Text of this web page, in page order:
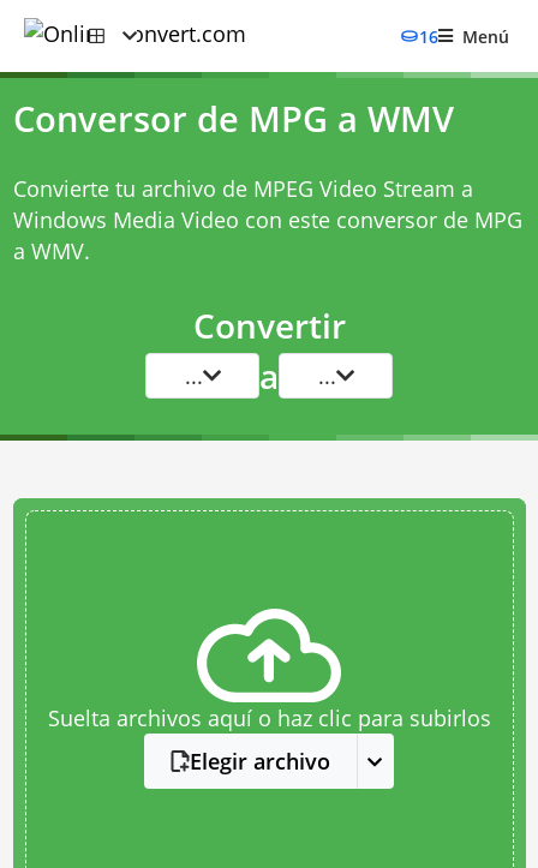
16 Menú
Conversor de MPG a WMV
Convierte tu archivo de MPEG Video Stream a
Windows Media Video con este conversor de MPG
a WMV.
Convertir
... a ...
Suelta archivos aquí o haz clic para subirlos
Elegir archivo